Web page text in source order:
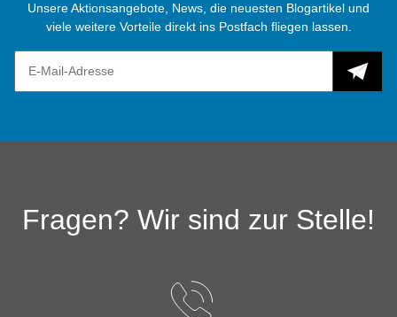
Unsere Aktionsangebote, News, die neuesten Blogartikel und
viele weitere Vorteile direkt ins Postfach fliegen lassen.
Fragen? Wir sind zur Stelle!